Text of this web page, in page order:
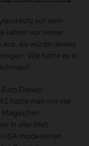
kurz vor dem
Jahren vor seiner
als würde dieses
Wie hatte es in
Disney
hatte man mit viel
in aller Welt
moderierten